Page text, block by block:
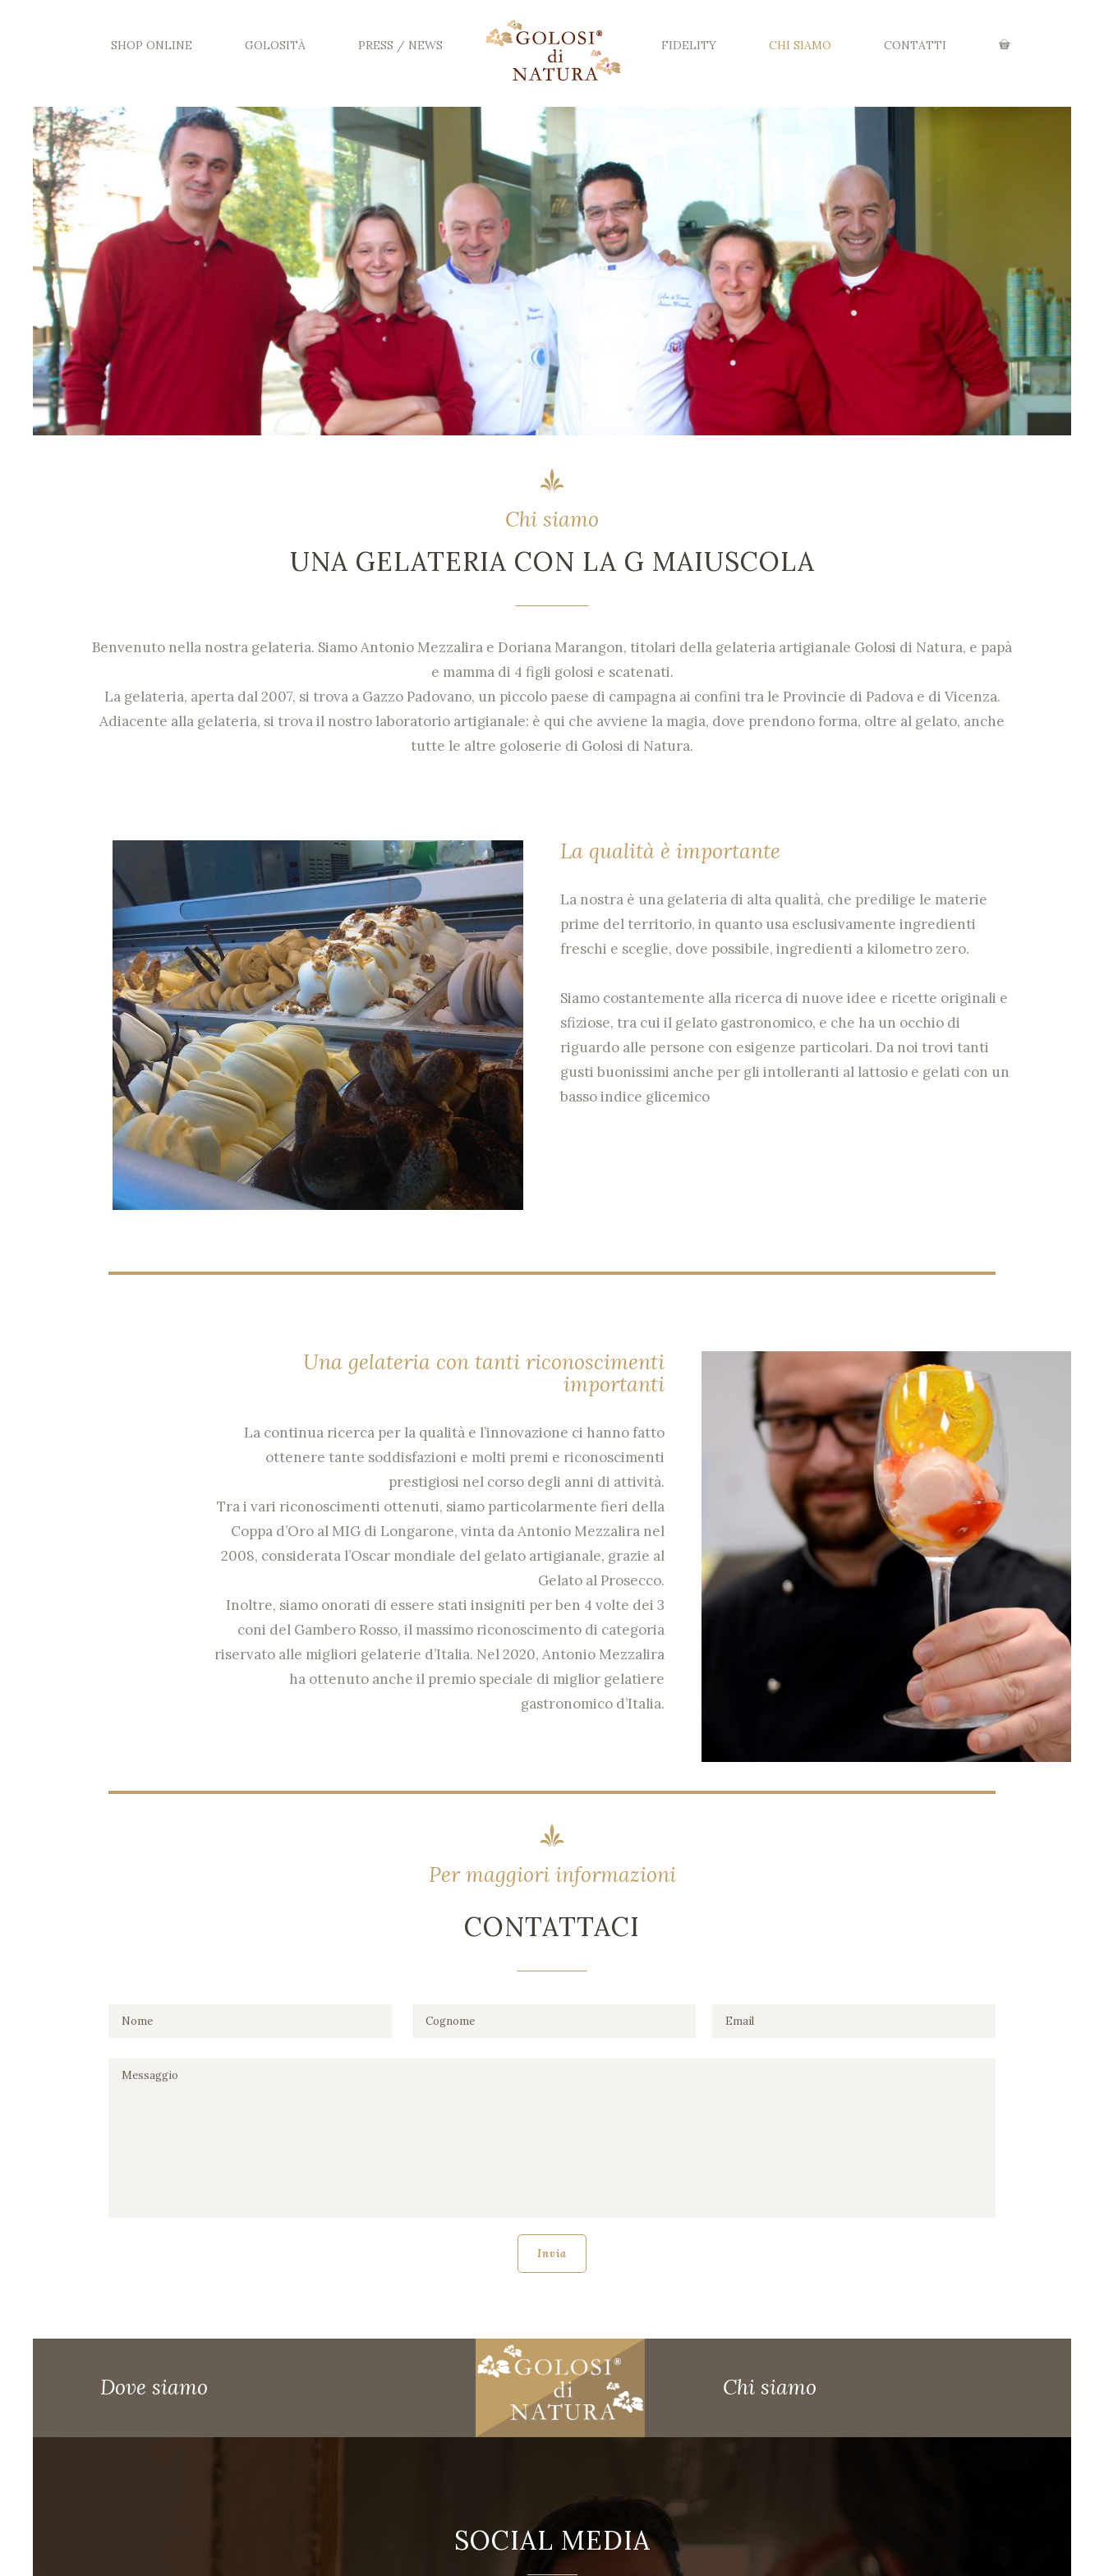
SHOP ONLINE GOLOSITÀ PRESS / NEWS FIDELITY CHI SIAMO CONTATTI
Chi siamo
UNA GELATERIA CON LA G MAIUSCOLA
Benvenuto nella nostra gelateria. Siamo Antonio Mezzalira e Doriana Marangon, titolari della gelateria artigianale Golosi di Natura, e papà
e mamma di 4 figli golosi e scatenati.
La gelateria, aperta dal 2007, si trova a Gazzo Padovano, un piccolo paese di campagna ai confini tra le Provincie di Padova e di Vicenza.
Adiacente alla gelateria, si trova il nostro laboratorio artigianale: è qui che avviene la magia, dove prendono forma, oltre al gelato, anche
tutte le altre goloserie di Golosi di Natura.
La qualità è importante
La nostra è una gelateria di alta qualità, che predilige le materie
prime del territorio, in quanto usa esclusivamente ingredienti
freschi e sceglie, dove possibile, ingredienti a kilometro zero.
Siamo costantemente alla ricerca di nuove idee e ricette originali e
sfiziose, tra cui il gelato gastronomico, e che ha un occhio di
riguardo alle persone con esigenze particolari. Da noi trovi tanti
gusti buonissimi anche per gli intolleranti al lattosio e gelati con un
basso indice glicemico
Una gelateria con tanti riconoscimenti
importanti
La continua ricerca per la qualità e l’innovazione ci hanno fatto
ottenere tante soddisfazioni e molti premi e riconoscimenti
prestigiosi nel corso degli anni di attività.
Tra i vari riconoscimenti ottenuti, siamo particolarmente fieri della
Coppa d’Oro al MIG di Longarone, vinta da Antonio Mezzalira nel
2008, considerata l’Oscar mondiale del gelato artigianale, grazie al
Gelato al Prosecco.
Inoltre, siamo onorati di essere stati insigniti per ben 4 volte dei 3
coni del Gambero Rosso, il massimo riconoscimento di categoria
riservato alle migliori gelaterie d’Italia. Nel 2020, Antonio Mezzalira
ha ottenuto anche il premio speciale di miglior gelatiere
gastronomico d’Italia.
Per maggiori informazioni
CONTATTACI
Dove siamo Chi siamo
SOCIAL MEDIA